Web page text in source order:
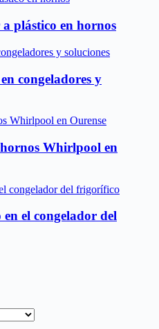
plástico en hornos
congeladores y
Whirlpool en
en el congelador del